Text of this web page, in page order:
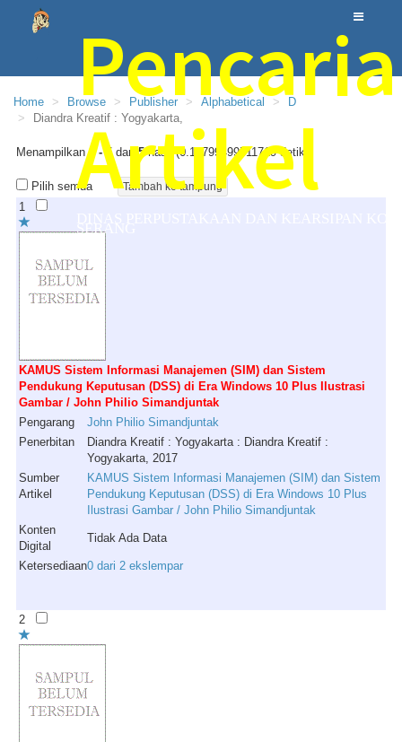
Artikel
SERANG
Home Browse Publisher Alphabetical
D
Diandra Kreatif : Yogyakarta,
Menampilkan1 - 5dari 5hasil (0.14799499511719 detik)
Pilih semua
1
KAMUS Sistem Informasi Manajemen (SIM) dan Sistem
Pendukung Keputusan (DSS) di Era Windows 10 Plus Ilustrasi
Gambar / John Philio Simandjuntak
Pengarang
John Philio Simandjuntak
Penerbitan
Diandra Kreatif : Yogyakarta : Diandra Kreatif :
Yogyakarta, 2017
Sumber
Artikel
KAMUS Sistem Informasi Manajemen (SIM) dan Sistem
Pendukung Keputusan (DSS) di Era Windows 10 Plus
Ilustrasi Gambar / John Philio Simandjuntak
Konten
Digital
Tidak Ada Data
Ketersediaan0 dari 2 ekslempar
2